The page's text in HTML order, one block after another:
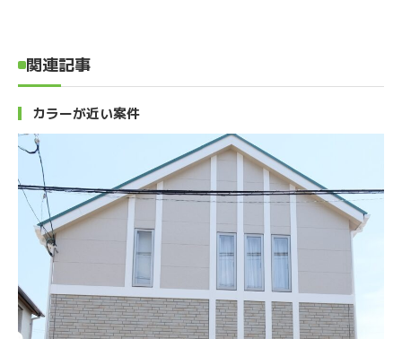
関連記事
カラーが近い案件